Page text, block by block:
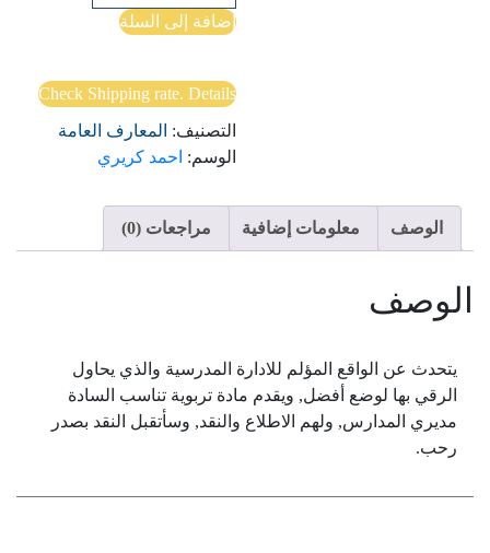
الإدارة
المدرسية
النجاح
الفشل
إضافة إلى السلة
Check Shipping rate. Details
التصنيف: المعارف العامة
الوسم: احمد كريري
الوصف معلومات إضافية مراجعات (0)
الوصف
يتحدث عن الواقع المؤلم للادارة المدرسية والذي يحاول
الرقي بها لوضع أفضل, ويقدم مادة تربوية تناسب السادة
مديري المدارس, ولهم الاطلاع والنقد, وسأتقبل النقد بصدر
رحب.